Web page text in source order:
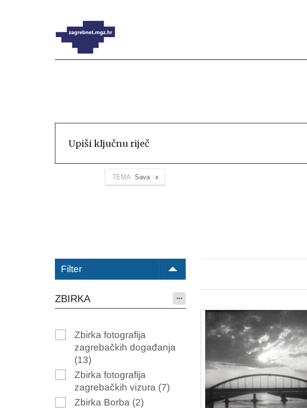
TEMA: Sava
Filter
ZBIRKA
Zbirka fotografija
zagrebačkih događanja
(13)
Zbirka fotografija
zagrebačkih vizura (7)
Zbirka Borba (2)